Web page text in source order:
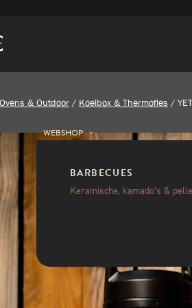
WEBSHOP
BARBECUES
Keramische, kamado’s &
& Outdoor / Koelbox & Thermofles /